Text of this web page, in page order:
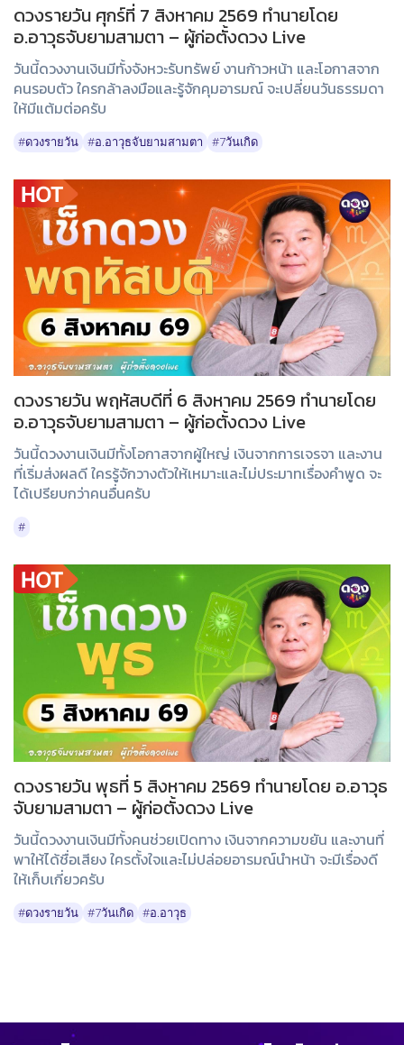
ดวงรายวัน ศุกร์ที่ 7 สิงหาคม 2569 ทำนายโดย
อ.อาวุธจับยามสามตา – ผู้ก่อตั้งดวง Live
วันนี้ดวงงานเงินมีทั้งจังหวะรับทรัพย์ งานก้าวหน้า และโอกาสจาก
คนรอบตัว ใครกล้าลงมือและรู้จักคุมอารมณ์ จะเปลี่ยนวันธรรมดา
ให้มีแต้มต่อครับ
#ดวงรายวัน #อ.อาวุธจับยามสามตา #7วันเกิด
ดวงรายวัน พฤหัสบดีที่ 6 สิงหาคม 2569 ทำนายโดย
อ.อาวุธจับยามสามตา – ผู้ก่อตั้งดวง Live
วันนี้ดวงงานเงินมีทั้งโอกาสจากผู้ใหญ่ เงินจากการเจรจา และงาน
ที่เริ่มส่งผลดี ใครรู้จักวางตัวให้เหมาะและไม่ประมาทเรื่องคำพูด จะ
ได้เปรียบกว่าคนอื่นครับ
#
ดวงรายวัน พุธที่ 5 สิงหาคม 2569 ทำนายโดย อ.อาวุธ
จับยามสามตา – ผู้ก่อตั้งดวง Live
วันนี้ดวงงานเงินมีทั้งคนช่วยเปิดทาง เงินจากความขยัน และงานที่
พาให้ได้ชื่อเสียง ใครตั้งใจและไม่ปล่อยอารมณ์นำหน้า จะมีเรื่องดี
ให้เก็บเกี่ยวครับ
#ดวงรายวัน #7วันเกิด #อ.อาวุธ